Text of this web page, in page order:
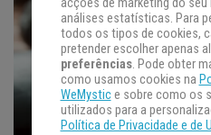
acções de marketing do
análises estatísticas. Para
todos os tipos de cookies,
pretender escolher apenas
preferências. Pode obter
como usamos cookies na
WeMystice sobre como os
utilizados para a
Política de Privacidade e de